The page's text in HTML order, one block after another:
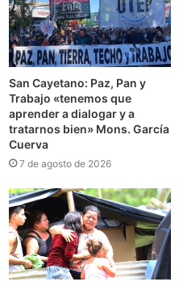
San Cayetano: Paz, Pan y
Trabajo «tenemos que
aprender a dialogar y a
tratarnos bien» Mons. García
Cuerva
7 de agosto de 2026